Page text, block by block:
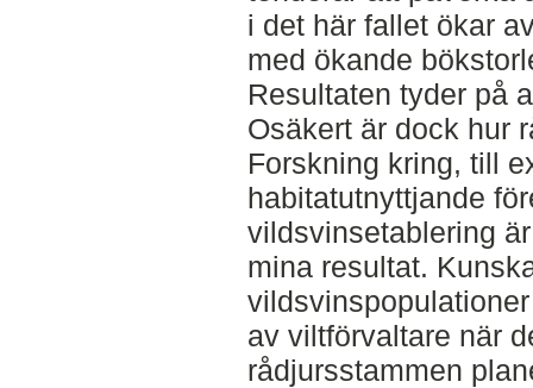
i det här fallet ökar
med ökande
Resultaten tyder på
Osäkert är dock hur
Forskning kring, till
habitatutnyttjande
vildsvinsetablering
mina resultat.
av viltförvaltare när
rådjursstammen